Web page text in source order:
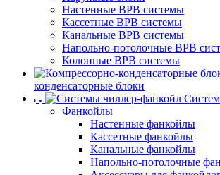
Настенные ВРВ системы
Кассетные ВРВ системы
Канальные ВРВ системы
Напольно-потолочные ВРВ
Колонные ВРВ системы
конденсаторные блоки
Фанкойлы
Настенные фанкойлы
Кассетные фанкойлы
Канальные фанкойлы
Напольно-потолочные